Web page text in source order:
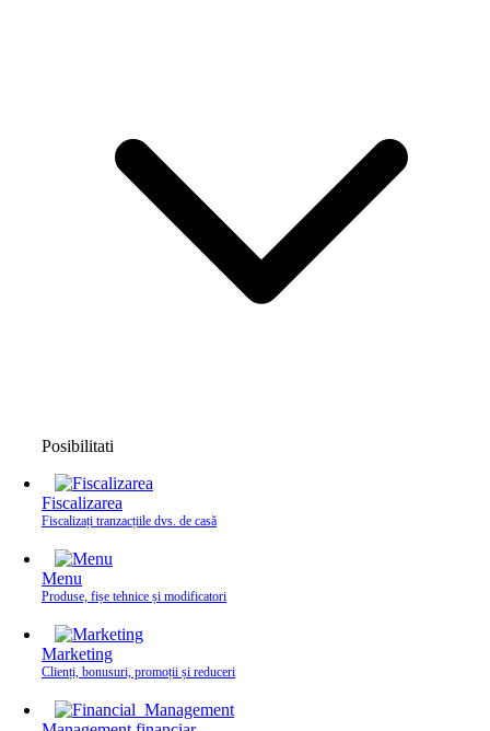
Posibilitati
Fiscalizarea
Fiscalizați tranzacțiile dvs. de casă
Menu
Produse, fișe tehnice și modificatori
Marketing
Clienți, bonusuri, promoții și reduceri